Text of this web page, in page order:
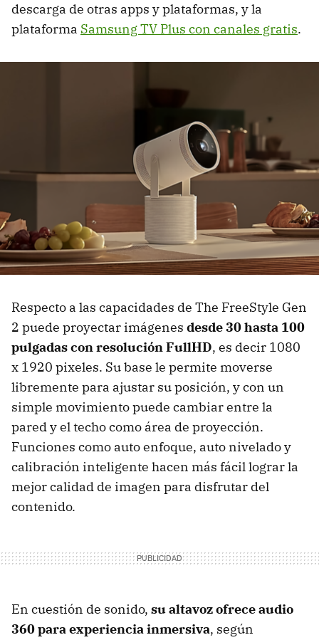
descarga de otras apps y plataformas, y la
plataforma Samsung TV Plus con canales gratis.
Respecto a las capacidades de The FreeStyle Gen
2 puede proyectar imágenes desde 30 hasta 100
pulgadas con resolución FullHD, es decir 1080
x 1920 pixeles. Su base le permite moverse
libremente para ajustar su posición, y con un
simple movimiento puede cambiar entre la
pared y el techo como área de proyección.
Funciones como auto enfoque, auto nivelado y
calibración inteligente hacen más fácil lograr la
mejor calidad de imagen para disfrutar del
contenido.
En cuestión de sonido, su altavoz ofrece audio
360 para experiencia inmersiva, según